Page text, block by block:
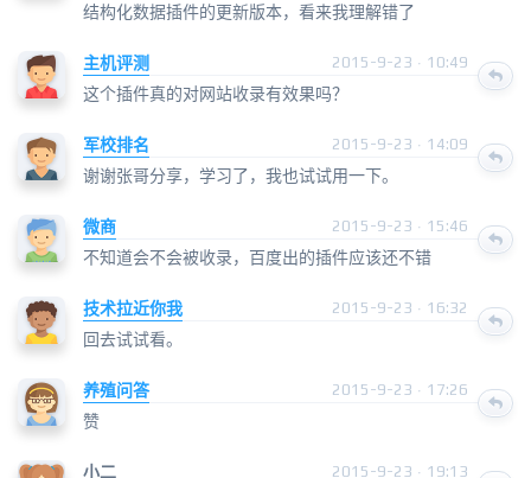
结构化数据插件的更新版本，看来我理解错了
主机评测 2015-9-23 · 10:49
这个插件真的对网站收录有效果吗？
军校排名 2015-9-23 · 14:09
谢谢张哥分享，学习了，我也试试用一下。
微商 2015-9-23 · 15:46
不知道会不会被收录，百度出的插件应该还不错
技术拉近你我 2015-9-23 · 16:32
回去试试看。
养殖问答 2015-9-23 · 17:26
赞
小二 2015-9-23 · 19:13